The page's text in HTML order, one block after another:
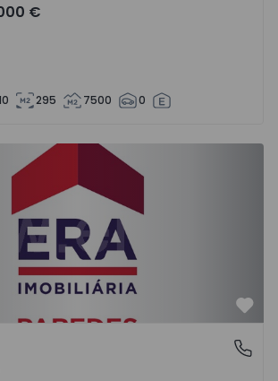
€
295 7500 0
Gandra - 1575265 - 1